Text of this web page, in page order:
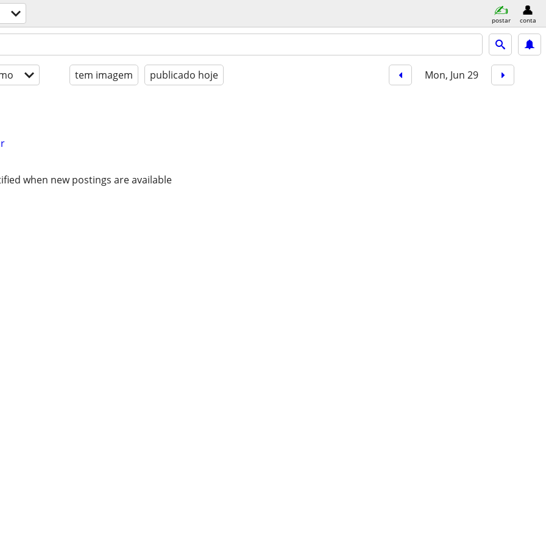
postar conta
tem imagem publicado hoje Mon, Jun 29
when new postings are available